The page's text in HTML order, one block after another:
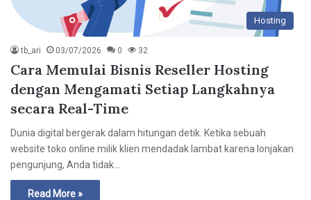
Hosting
tb_ari 03/07/2026 0 32
Cara Memulai Bisnis Reseller Hosting
dengan Mengamati Setiap Langkahnya
secara Real-Time
Dunia digital bergerak dalam hitungan detik. Ketika sebuah
website toko online milik klien mendadak lambat karena lonjakan
pengunjung, Anda tidak…
Read More »